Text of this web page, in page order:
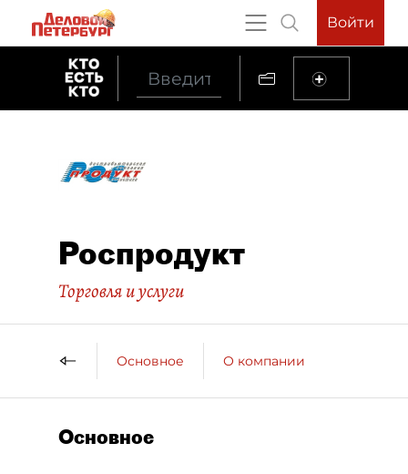
Войти
Роспродукт
Торговля и услуги
Основное О компании
Основное